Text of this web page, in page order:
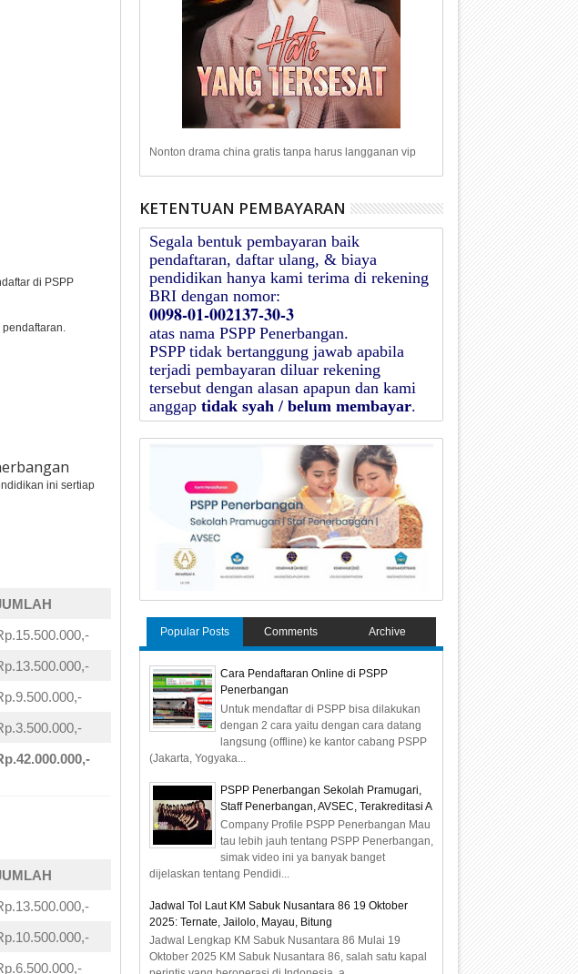
di PSPP
ini sertiap
Nonton drama china gratis tanpa harus langganan vip
KETENTUAN PEMBAYARAN
Segala bentuk pembayaran baik
pendaftaran, daftar ulang, & biaya
pendidikan hanya kami terima di rekening
BRI dengan nomor:
0098-01-002137-30-3
atas nama PSPP Penerbangan.
PSPPtidak bertanggung jawab apabila
terjadi pembayaran diluar rekening
tersebut dengan alasan apapun dan kami
anggap tidak syah / belum membayar.
Popular Posts Comments Archive
Cara Pendaftaran Online di PSPP
Penerbangan
Untuk mendaftar di PSPP bisa dilakukan
dengan 2 cara yaitu dengan cara datang
langsung (offline) ke kantor cabang PSPP
(Jakarta, Yogyaka...
PSPP Penerbangan Sekolah Pramugari,
Staff Penerbangan, AVSEC, Terakreditasi A
Company Profile PSPP Penerbangan Mau
tau lebih jauh tentang PSPP Penerbangan,
simak video ini ya banyak banget
dijelaskan tentang Pendidi...
Jadwal Tol Laut KM Sabuk Nusantara 86 19 Oktober
2025: Ternate, Jailolo, Mayau, Bitung
Jadwal Lengkap KM Sabuk Nusantara 86 Mulai 19
Oktober 2025 KM Sabuk Nusantara 86, salah satu kapal